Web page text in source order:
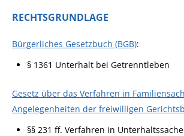
RECHTSGRUNDLAGE
Bürgerliches Gesetzbuch (BGB):
§ 1361 Unterhalt bei Getrenntleben
Gesetz über das Verfahren in
Angelegenheiten der freiwilligen
§§ 231 ff. Verfahren in